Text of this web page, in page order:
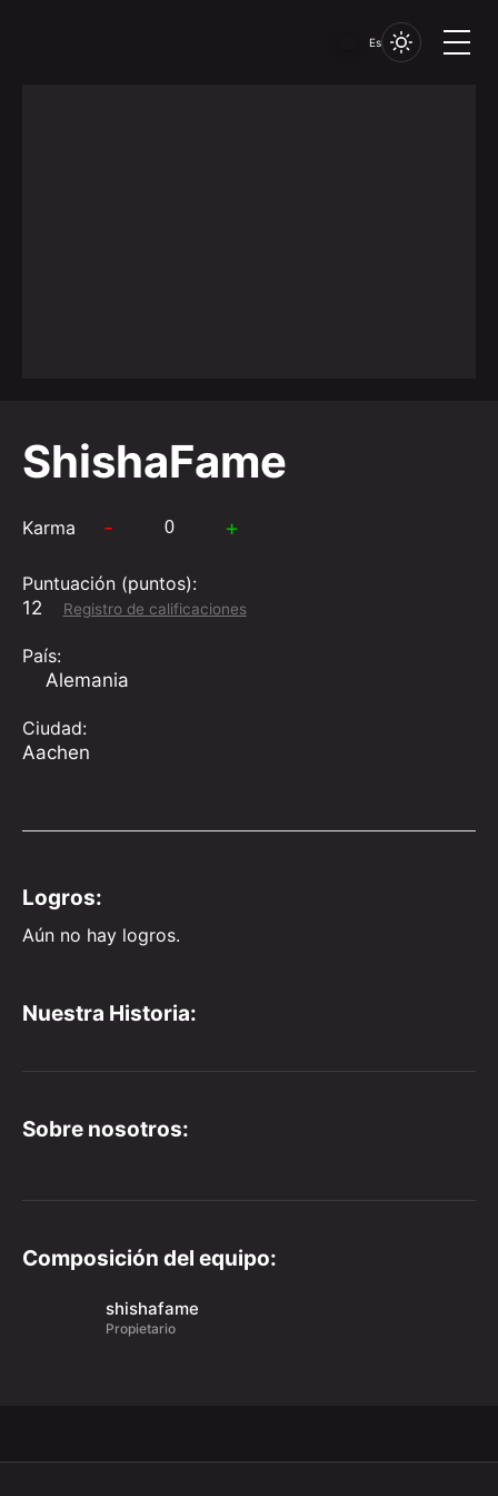
Es
ShishaFame
Karma - +
Puntuación (puntos):
12
Registro de calificaciones
País:
Alemania
Ciudad:
Aachen
Logros:
Aún no hay logros.
Nuestra Historia:
Sobre nosotros:
Composición del equipo:
shishafame
Propietario